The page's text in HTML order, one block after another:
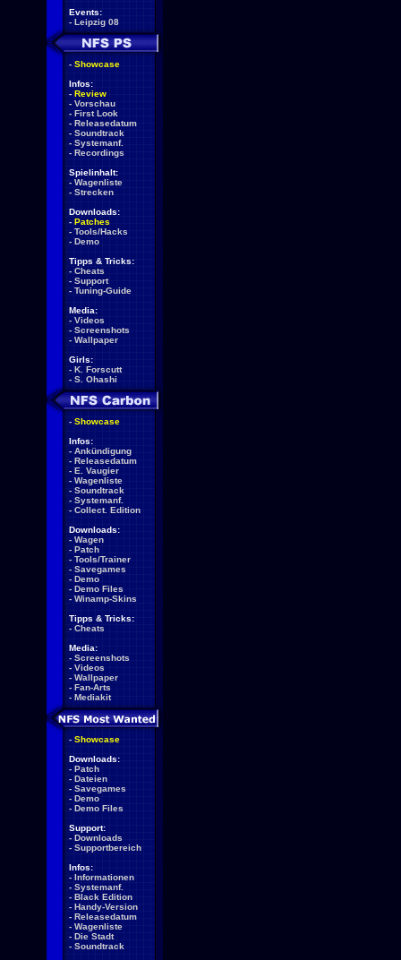
Events:
- Leipzig 08
- Showcase
Infos:
- Review
- Vorschau
- First Look
- Releasedatum
- Soundtrack
- Systemanf.
- Recordings
Spielinhalt:
- Wagenliste
- Strecken
Downloads:
- Patches
- Tools/Hacks
- Demo
Tipps & Tricks:
- Cheats
- Support
- Tuning-Guide
Media:
- Videos
- Screenshots
- Wallpaper
Girls:
- K. Forscutt
- S. Ohashi
- Showcase
Infos:
- Ankündigung
- Releasedatum
- E. Vaugier
- Wagenliste
- Soundtrack
- Systemanf.
- Collect. Edition
Downloads:
- Wagen
- Patch
- Tools/Trainer
- Savegames
- Demo
- Demo Files
- Winamp-Skins
Tipps & Tricks:
- Cheats
Media:
- Screenshots
- Videos
- Wallpaper
- Fan-Arts
- Mediakit
- Showcase
Downloads:
- Patch
- Dateien
- Savegames
- Demo
- Demo Files
Support:
- Downloads
- Supportbereich
Infos:
- Informationen
- Systemanf.
- Black Edition
- Handy-Version
- Releasedatum
- Wagenliste
- Die Stadt
- Soundtrack